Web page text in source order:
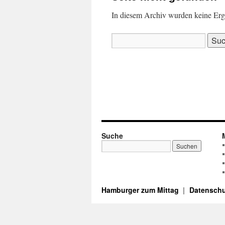
In diesem Archiv wurden keine
nach:
Suche
Hamburger zum Mittag